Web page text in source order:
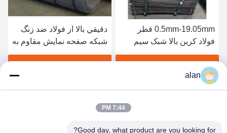
0.5mm-19.05mm قطر
فولاد کربن بالا شبک سیم
صفحه نمایش برای معدن و
معدن
بهترین قیمت رو بدست بیار
دقيقي بالا از فولاد ضد زنگ
شبكه صفحه نمایش مقاوم به
فرسایش و خوردگی
alan
7:44 PM
Good day, what product are you looking for?